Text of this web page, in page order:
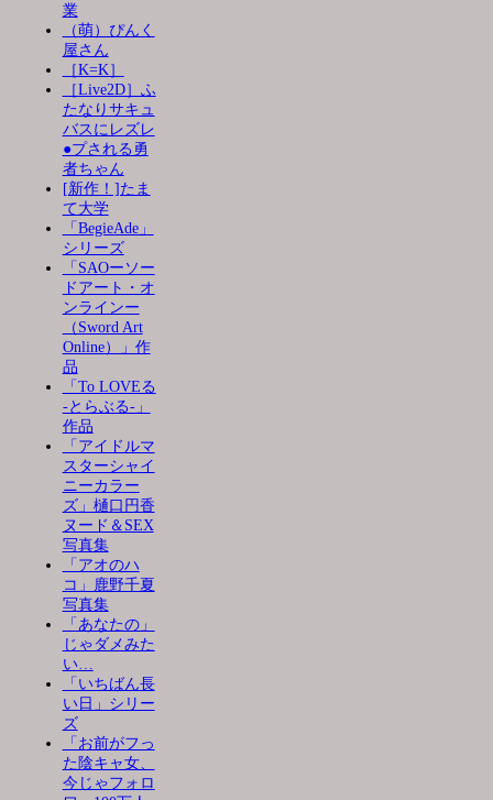
業
（萌）ぴんく
屋さん
［K=K］
［Live2D］ふ
たなりサキュ
バスにレズレ
●プされる勇
者ちゃん
[新作！]たま
て大学
「BegieAde」
シリーズ
「SAOーソー
ドアート・オ
ンラインー
（Sword Art
Online）」作
品
「To LOVEる
-とらぶる-」
作品
「アイドルマ
スターシャイ
ニーカラー
ズ」樋口円香
ヌード＆SEX
写真集
「アオのハ
コ」鹿野千夏
写真集
「あなたの」
じゃダメみた
い…
「いちばん長
い日」シリー
ズ
「お前がフっ
た陰キャ女、
今じゃフォロ